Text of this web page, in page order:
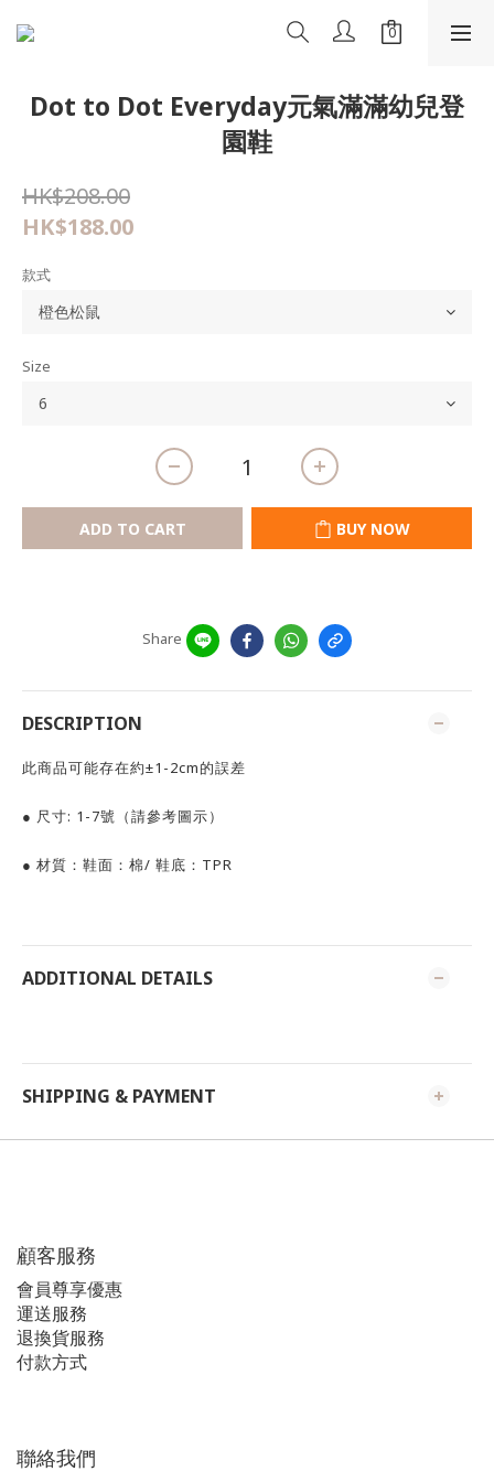
Dot to Dot Everyday元氣滿滿幼兒登
園鞋
HK$208.00
HK$188.00
款式
Size
ADD TO CART BUY NOW
Share
DESCRIPTION
此商品可能存在約±1-2cm的誤差
● 尺寸: 1-7號（請參考圖示）
● 材質：鞋面：棉/ 鞋底：TPR
ADDITIONAL DETAILS
SHIPPING & PAYMENT
顧客服務
會員尊享優惠
運送服務
退換貨服務
付款方式
聯絡我們